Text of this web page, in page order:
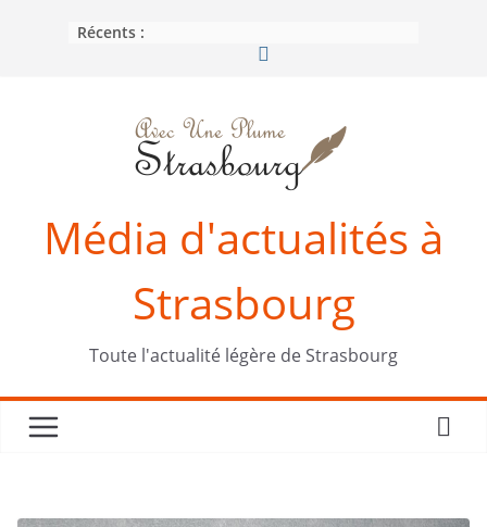
Récents :
Média d'actualités à
Strasbourg
Toute l'actualité légère de Strasbourg